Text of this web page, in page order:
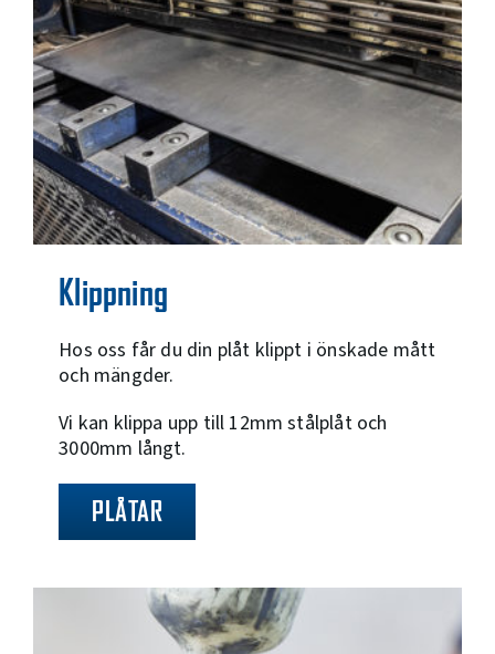
Klippning
Hos oss får du din plåt klippt i önskade mått
och mängder.
Vi kan klippa upp till 12mm stålplåt och
3000mm långt.
PLÅTAR